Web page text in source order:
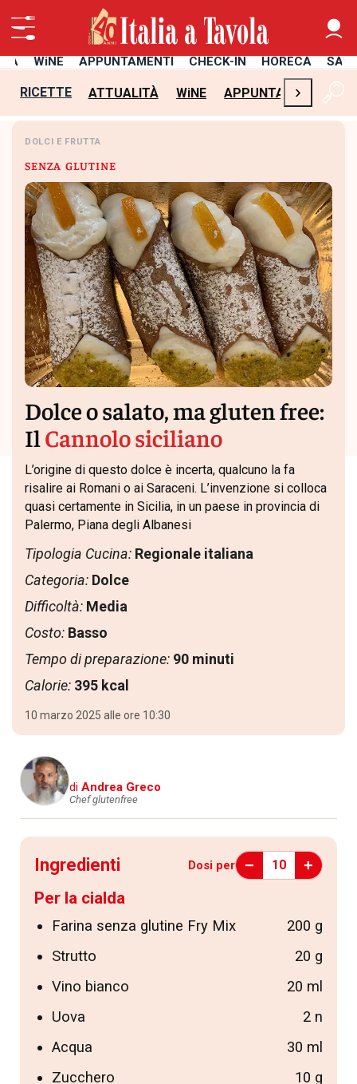
WiNE APPUNTAMENTI CHECK-IN HORECA
RICETTE ATTUALITÀ WiNE APPUNTAMENTI
›
DOLCI E FRUTTA
SENZA GLUTINE
Dolce o salato, ma gluten free:
Il Cannolo siciliano
L’origine di questo dolce è incerta, qualcuno la fa
risalire ai Romani o ai Saraceni. L’invenzione si colloca
quasi certamente in Sicilia, in un paese in provincia di
Palermo, Piana degli Albanesi
Tipologia Cucina: Regionale italiana
Categoria: Dolce
Difficoltà: Media
Costo: Basso
Tempo di preparazione: 90 minuti
Calorie: 395 kcal
10 marzo 2025 alle ore 10:30
di Andrea Greco
Chef glutenfree
Ingredienti Dosi per − 10 +
Per la cialda
Farina senza glutine Fry Mix
200 g
Strutto
20 g
Vino bianco
20 ml
Uova
2 n
Acqua
30 ml
Zucchero
10 g